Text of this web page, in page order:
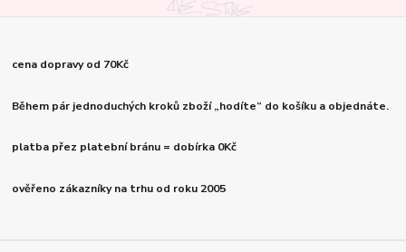
cena dopravy od 70Kč
Během pár jednoduchých kroků zboží „hodíte“ do košíku a objednáte.
platba přez platební bránu = dobírka 0Kč
ověřeno zákazníky na trhu od roku 2005